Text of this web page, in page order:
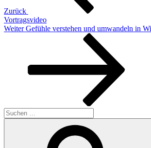
Zurück
Vortragsvideo
Nächster
Weiter Gefühle verstehen und umwandeln in
Suchen
nach: